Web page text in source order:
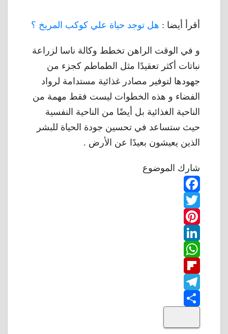
أقرأ أيضا : هل توجد حياة علي كوكب المريخ ؟
و في الوقت الراهن تخطط وكالة ناسا لزراعة
نباتات أكثر تعقيدًا مثل الطماطم كجزء من
جهودها لتوفير مصادر غذائية مستدامة لرواد
الفضاء و هذه الخطوات ليست فقط مهمة من
الناحية الغذائية بل أيضًا من الناحية النفسية
حيث ستساعد في تحسين جودة الحياة للبشر
الذين يعيشون بعيدًا عن الأرض .
شارك الموضوع
F
a
c
e
b
o
o
T
w
i
P
i
n
e
L
n
k
d
W
h
s
F
p
T
l
h